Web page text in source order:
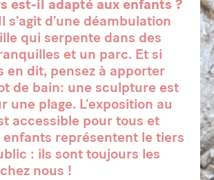
est-il adapté aux enfants ?
s’agit d’une déambulation
qui serpente dans des
et un parc. Et si
en dit, pensez à apporter
de bain: une sculpture est
une plage. L’exposition au
accessible pour tous et
enfants représentent le tiers
: ils sont toujours les
nous !